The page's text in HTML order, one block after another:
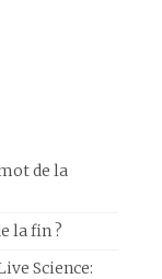
de la
la fin ?
Science: